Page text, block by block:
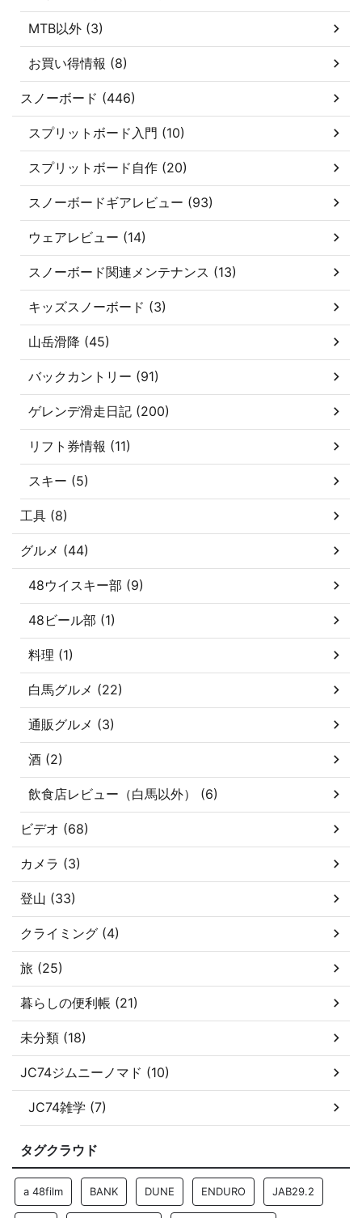
MTB以外 (3)
お買い得情報 (8)
スノーボード (446)
スプリットボード入門 (10)
スプリットボード自作 (20)
スノーボードギアレビュー (93)
ウェアレビュー (14)
スノーボード関連メンテナンス (13)
キッズスノーボード (3)
山岳滑降 (45)
バックカントリー (91)
ゲレンデ滑走日記 (200)
リフト券情報 (11)
スキー (5)
工具 (8)
グルメ (44)
48ウイスキー部 (9)
48ビール部 (1)
料理 (1)
白馬グルメ (22)
通販グルメ (3)
酒 (2)
飲食店レビュー（白馬以外） (6)
ビデオ (68)
カメラ (3)
登山 (33)
クライミング (4)
旅 (25)
暮らしの便利帳 (21)
未分類 (18)
JC74ジムニーノマド (10)
JC74雑学 (7)
タグクラウド
a 48film BANK DUNE ENDURO JAB29.2